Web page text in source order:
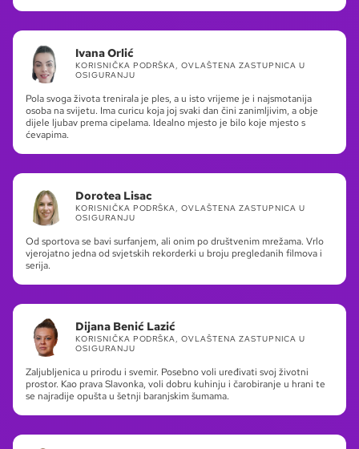
Ivana Orlić
KORISNIČKA PODRŠKA, OVLAŠTENA ZASTUPNICA U
OSIGURANJU
Pola svoga života trenirala je ples, a u isto vrijeme je i najsmotanija
osoba na svijetu. Ima curicu koja joj svaki dan čini zanimljivim, a obje
dijele ljubav prema cipelama. Idealno mjesto je bilo koje mjesto s
ćevapima.
Dorotea Lisac
KORISNIČKA PODRŠKA, OVLAŠTENA ZASTUPNICA U
OSIGURANJU
Od sportova se bavi surfanjem, ali onim po društvenim mrežama. Vrlo
vjerojatno jedna od svjetskih rekorderki u broju pregledanih filmova i
serija.
Dijana Benić Lazić
KORISNIČKA PODRŠKA, OVLAŠTENA ZASTUPNICA U
OSIGURANJU
Zaljubljenica u prirodu i svemir. Posebno voli uređivati svoj životni
prostor. Kao prava Slavonka, voli dobru kuhinju i čarobiranje u hrani te
se najradije opušta u šetnji baranjskim šumama.